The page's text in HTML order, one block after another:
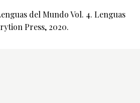
del Mundo Vol. 4. Lenguas
Press, 2020.